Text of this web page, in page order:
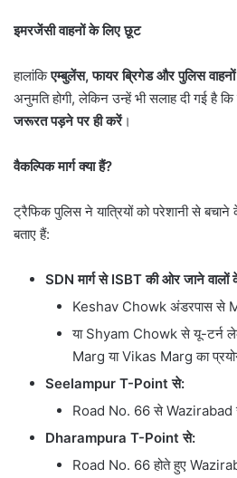
इमरजेंसी वाहनों के लिए छूट
हालांकिएम्बुलेंस,फायर ब्रिगेड और पुलिस वाहनों
अनुमति होगी, लेकिन उन्हें भी सलाह दी गई है
जरूरत पड़ने पर ही करें।
वैकल्पिक मार्ग क्या हैं?
ट्रैफिक पुलिस ने यात्रियों को परेशानी से
बताए हैं:
SDNमार्ग से ISBTकी ओर जाने वालों
Keshav Chowk अंडरपास से
या Shyam Chowk से यू-टर्न
Marg या Vikas Marg का
Seelampur T-Pointसे:
Road No. 66 से Wazirabad
Dharampura T-Pointसे:
Road No. 66 होते हुए